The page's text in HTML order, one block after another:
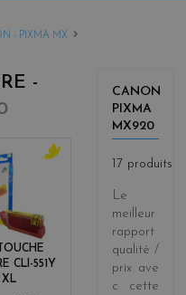
- PIXMA MX
-
CLI-551Y
XL
l
o
w
CANON
PIXMA
MX920
17 produits
Le
meilleur
rapport
qualité /
prix ave
c cette